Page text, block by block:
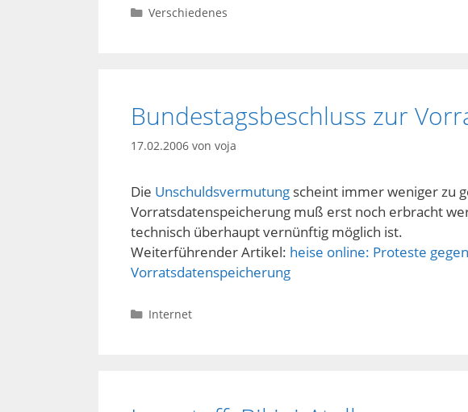
Kategorien
Verschiedenes
Bundestagsbeschluss zur
17.02.2006 von voja
Die Unschuldsvermutung scheint immer weniger zu
Vorratsdatenspeicherung muß erst noch erbracht
technisch überhaupt vernünftig möglich ist.
Weiterführender Artikel: heise online: Proteste
Vorratsdatenspeicherung
Kategorien
Internet